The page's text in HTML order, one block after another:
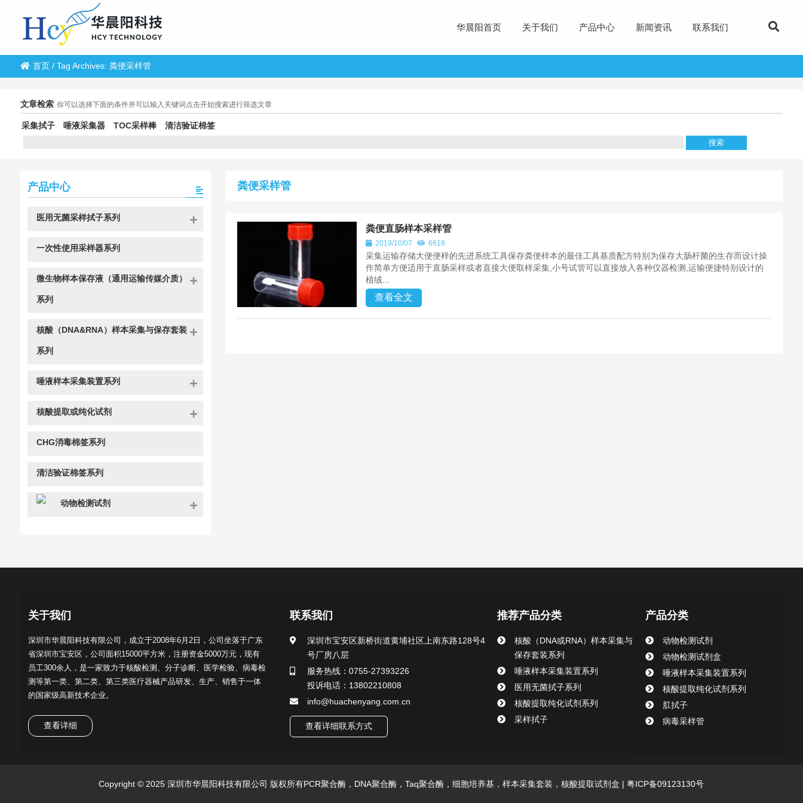
华晨阳首页 关于我们 产品中心 新闻资讯 联系我们
首页/ Tag Archives: 粪便采样管
文章检索 你可以选择下面的条件并可以输入关键词点击开始搜索进行筛选文章
采集拭子 唾液采集器 TOC采样棒 清洁验证棉签
粪便采样管
粪便直肠样本采样管
2019/10/07 6618
采集运输存储大便便样的先进系统工具保存粪便样本的最佳工具基质配方特别为保存大肠杆菌的生存而设计操
作简单方便适用于直肠采样或者直接大便取样采集,小号试管可以直接放入各种仪器检测,运输便捷特别设计的
植绒...
查看全文
产品中心
医用无菌采样拭子系列
一次性使用采样器系列
微生物样本保存液（通用运输传媒介质）
系列
核酸（DNA&RNA）样本采集与保存套装
系列
唾液样本采集装置系列
核酸提取或纯化试剂
CHG消毒棉签系列
清洁验证棉签系列
动物检测试剂
关于我们
深圳市华晨阳科技有限公司，成立于2008年6月2日，公司坐落于广东
省深圳市宝安区，公司面积15000平方米，注册资金5000万元，现有
员工300余人，是一家致力于核酸检测、分子诊断、医学检验、病毒检
测等第一类、第二类、第三类医疗器械产品研发、生产、销售于一体
的国家级高新技术企业。
查看详细
联系我们
深圳市宝安区新桥街道黄埔社区上南东路128号4
号厂房八层
服务热线：0755-27393226
投诉电话：13802210808
info@huachenyang.com.cn
查看详细联系方式
推荐产品分类
核酸（DNA或RNA）样本采集与
保存套装系列
唾液样本采集装置系列
医用无菌拭子系列
核酸提取纯化试剂系列
采样拭子
产品分类
动物检测试剂
动物检测试剂盒
唾液样本采集装置系列
核酸提取纯化试剂系列
肛拭子
病毒采样管
Copyright © 2025 深圳市华晨阳科技有限公司 版权所有PCR聚合酶，DNA聚合酶，Taq聚合酶，细胞培养基，样本采集套装，核酸提取试剂盒 | 粤ICP备09123130号